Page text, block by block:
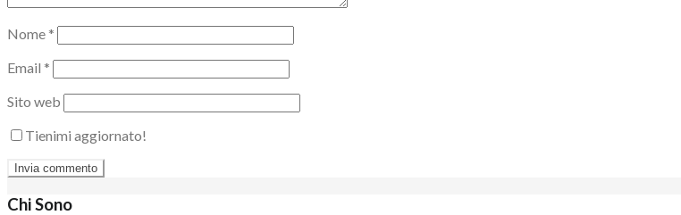
Nome *
Email *
Sito web
Tienimi aggiornato!
Chi Sono